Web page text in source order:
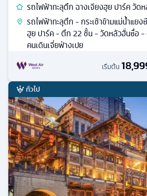
รถไฟฟ้าทะลุตึก ฉางเจียงฮุย ปาร์ค วัด
รถไฟฟ้าทะลุตึก - กระเช้าข้ามแม่น้ำแยง
ฮุย ปาร์ค - ตึก 22 ชั้น - วัดหลัวฮั่นซื่อ -
คนเดินเจี่ยฟ่างเปย
เริ่มต้น
ทั่วไป